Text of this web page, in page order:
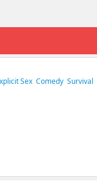
Sex Comedy Survival